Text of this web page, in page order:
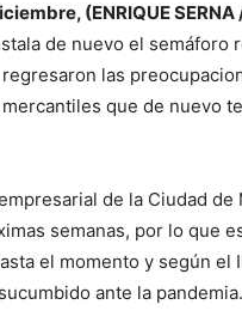
(ENRIQUE SERNA
de nuevo el semáforo
las
que de nuevo
de la Ciudad
semanas, por lo que
el momento y según el
ante la pandemia.